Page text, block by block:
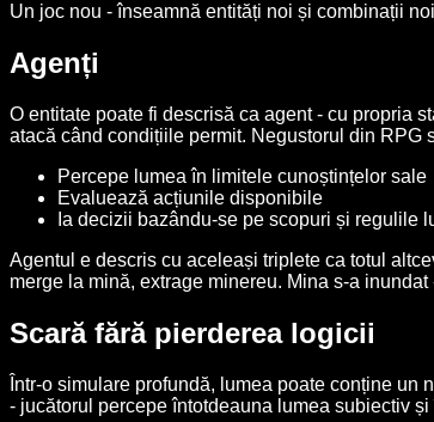
Un joc nou - înseamnă entități noi și combinații
Agenți
O entitate poate fi descrisă ca agent - cu propria
atacă când condițiile permit. Negustorul din RPG
Percepe lumea în limitele cunoștințelor sale
Evaluează acțiunile disponibile
Ia decizii bazându-se pe scopuri și regulile
Agentul e descris cu aceleași triplete ca totul
merge la mină, extrage minereu. Mina s-a
Scară fără pierderea logicii
Într-o simulare profundă, lumea poate conține
- jucătorul percepe întotdeauna lumea subiectiv